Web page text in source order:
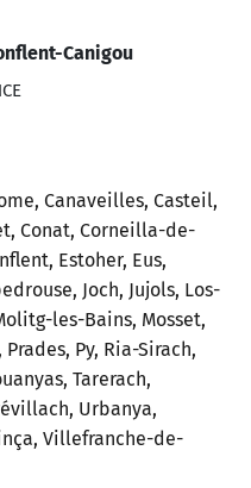
Canigou
Canaveilles, Casteil,
Conat, Corneilla-de-
Estoher, Eus,
Joch, Jujols, Los-
les-Bains, Mosset,
Py, Ria-Sirach,
Tarerach,
Urbanya,
Villefranche-de-